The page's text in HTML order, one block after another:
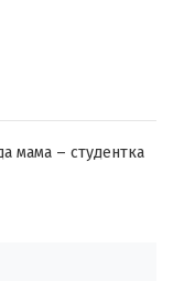
мама – студентка